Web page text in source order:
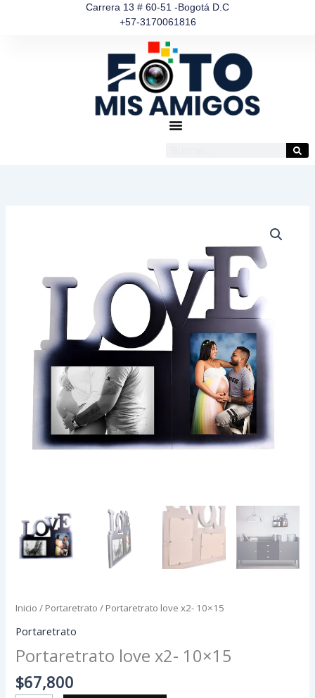
Carrera 13 # 60-51 -Bogotá D.C
+57-3170061816
Inicio / Portaretrato / Portaretrato love x2- 10×15
Portaretrato
Portaretrato love x2- 10×15
$67,800
cantidad